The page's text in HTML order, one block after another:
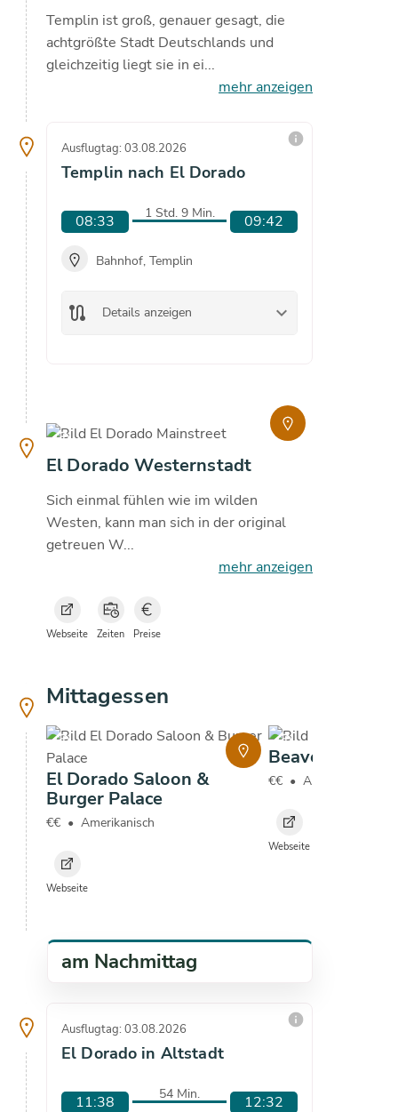
Templin ist groß, genauer gesagt, die
achtgrößte Stadt Deutschlands und
gleichzeitig liegt sie in ei...
mehr anzeigen
Ausflugtag: 03.08.2026
Templin nach El Dorado
08:33 1 Std. 9 Min. 09:42
Bahnhof, Templin
route Details anzeigen keyboard_arrow_down
info
copyright
El Dorado Westernstadt
Sich einmal fühlen wie im wilden
Westen, kann man sich in der original
getreuen W...
mehr anzeigen
Webseite Zeiten Preise
Mittagessen
copyright
El Dorado Saloon &
Burger Palace
€€ • Amerikanisch
Webseite
copyright
Beaver Lodge
€€ • Amerikanisch
Webseite
am Nachmittag
Ausflugtag: 03.08.2026
El Dorado in Altstadt
11:38 54 Min. 12:32
info